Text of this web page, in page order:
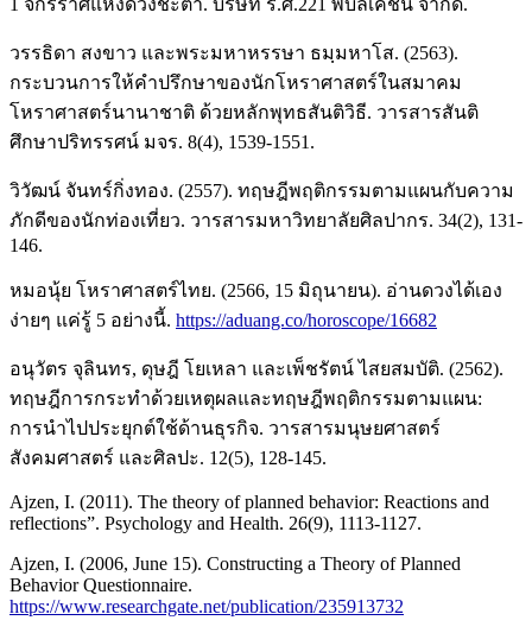
วรรธิดา สงขาว และพระมหาหรรษา ธมฺมหาโส. (2563).
กระบวนการให้คำปรึกษาของนักโหราศาสตร์ในสมาคม
โหราศาสตร์นานาชาติ ด้วยหลักพุทธสันติวิธี. วารสารสันติ
ศึกษาปริทรรศน์ มจร. 8(4), 1539-1551.
วิวัฒน์ จันทร์กิ่งทอง. (2557). ทฤษฎีพฤติกรรมตามแผนกับความ
ภักดีของนักท่องเที่ยว. วารสารมหาวิทยาลัยศิลปากร. 34(2), 131-
146.
หมอนุ้ย โหราศาสตร์ไทย. (2566, 15 มิถุนายน). อ่านดวงได้เอง
ง่ายๆ แค่รู้ 5 อย่างนี้. https://aduang.co/horoscope/16682
อนุวัตร จุลินทร, ดุษฎี โยเหลา และเพ็ชรัตน์ ไสยสมบัติ. (2562).
ทฤษฎีการกระทำด้วยเหตุผลและทฤษฎีพฤติกรรมตามแผน:
การนำไปประยุกต์ใช้ด้านธุรกิจ. วารสารมนุษยศาสตร์
สังคมศาสตร์ และศิลปะ. 12(5), 128-145.
Ajzen, I. (2011). The theory of planned behavior: Reactions and
reflections”. Psychology and Health. 26(9), 1113-1127.
Ajzen, I. (2006, June 15). Constructing a Theory of Planned
Behavior Questionnaire.
https://www.researchgate.net/publication/235913732